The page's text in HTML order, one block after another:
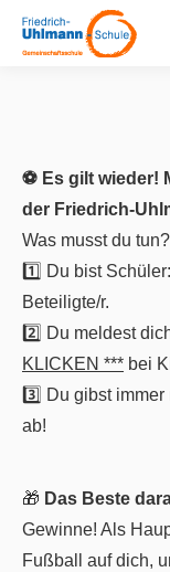
⚽️ Es gilt wieder!
der Friedrich-
Was musst du tun?
1️⃣ Du bist
Beteiligte/r.
2️⃣ Du meldest
KLICKEN *** bei
3️⃣ Du gibst
ab!
🎁 Das Beste
Gewinne! Als
Fußball auf dich,